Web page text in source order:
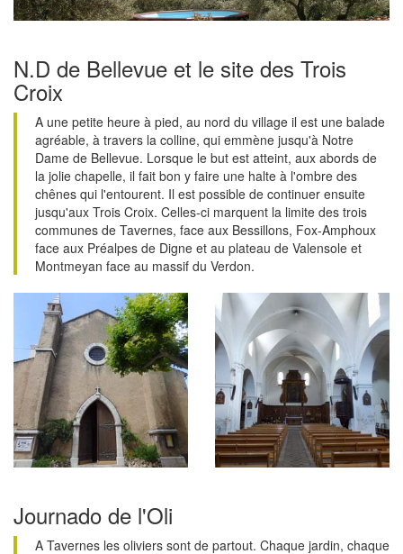
N.D de Bellevue et le site des Trois
Croix
A une petite heure à pied, au nord du village il est une balade
agréable, à travers la colline, qui emmène jusqu'à Notre
Dame de Bellevue. Lorsque le but est atteint, aux abords de
la jolie chapelle, il fait bon y faire une halte à l'ombre des
chênes qui l'entourent. Il est possible de continuer ensuite
jusqu'aux Trois Croix. Celles-ci marquent la limite des trois
communes de Tavernes, face aux Bessillons, Fox-Amphoux
face aux Préalpes de Digne et au plateau de Valensole et
Montmeyan face au massif du Verdon.
Journado de l'Oli
A Tavernes les oliviers sont de partout. Chaque jardin, chaque